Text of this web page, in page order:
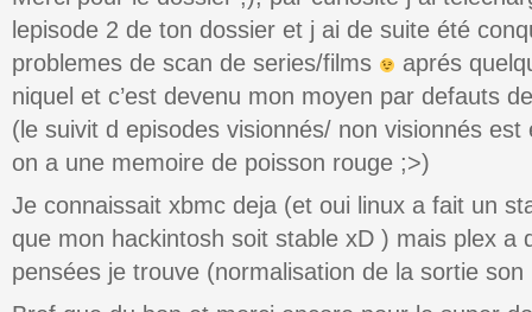
lepisode 2 de ton dossier et j ai de suite été
problemes de scan de series/films
aprés
niquel et c’est devenu mon moyen par defauts
(le suivit d episodes visionnés/ non visionnés
on a une memoire de poisson rouge ;>)
Je connaissait xbmc deja (et oui linux a fait un
que mon hackintosh soit stable xD ) mais plex a
pensées je trouve (normalisation de la sortie